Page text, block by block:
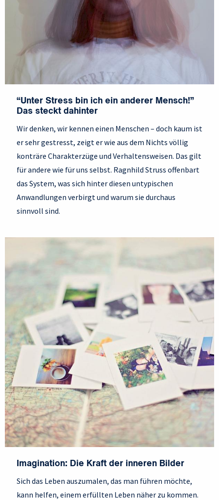
“Unter Stress bin ich ein anderer Mensch!”
Das steckt dahinter
Wir denken, wir kennen einen Menschen – doch kaum ist
er sehr gestresst, zeigt er wie aus dem Nichts völlig
konträre Charakterzüge und Verhaltensweisen. Das gilt
für andere wie für uns selbst. Ragnhild Struss offenbart
das System, was sich hinter diesen untypischen
Anwandlungen verbirgt und warum sie durchaus
sinnvoll sind.
Imagination: Die Kraft der inneren Bilder
Sich das Leben auszumalen, das man führen möchte,
kann helfen, einem erfüllten Leben näher zu kommen.